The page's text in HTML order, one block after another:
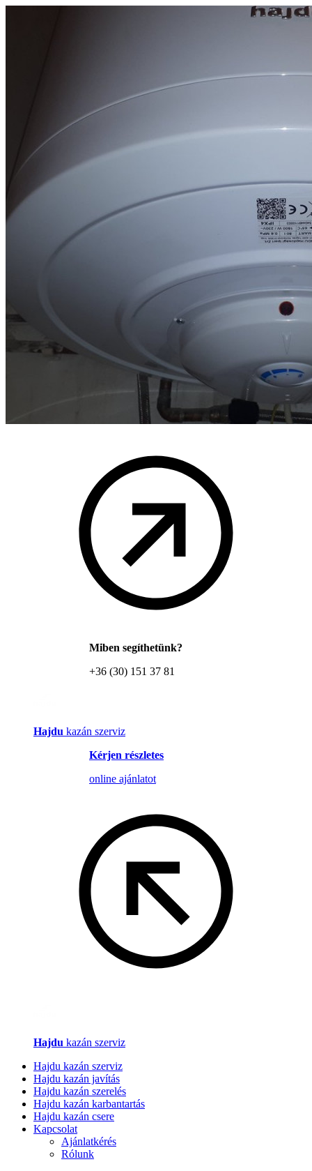
Miben segíthetünk?
+36 (30) 151 37 81
Hajdu kazán szerviz
Kérjen részletes
online ajánlatot
Hajdu kazán szerviz
Hajdu kazán szerviz
Hajdu kazán javítás
Hajdu kazán szerelés
Hajdu kazán karbantartás
Hajdu kazán csere
Kapcsolat
Ajánlatkérés
Rólunk